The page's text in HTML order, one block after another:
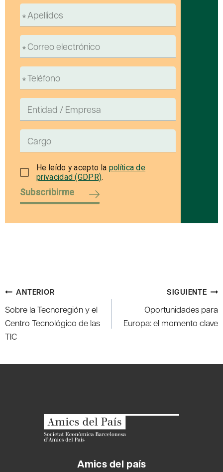
He leído y acepto la política de
privacidad (GDPR).
Subscribirme
Navegación
de
entradas
ANTERIOR
Sobre la Tecnoregión y el
Centro Tecnológico de las
TIC
SIGUIENTE
Oportunidades para
Europa: el momento clave
Amics del país